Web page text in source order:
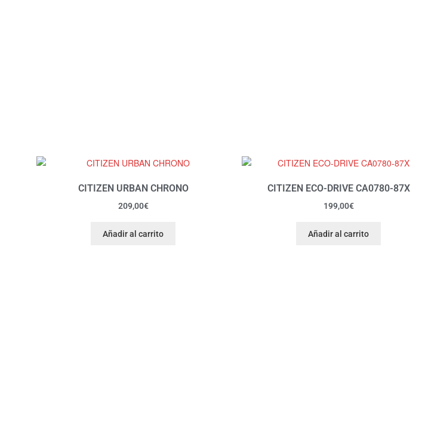
CITIZEN URBAN CHRONO
209,00€
Añadir al carrito
CITIZEN ECO-DRIVE CA0780-87X
199,00€
Añadir al carrito